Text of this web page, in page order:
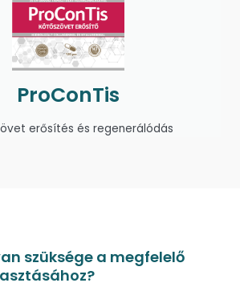
ProConTis
erősítés és regenerálódás
szüksége a megfelelő